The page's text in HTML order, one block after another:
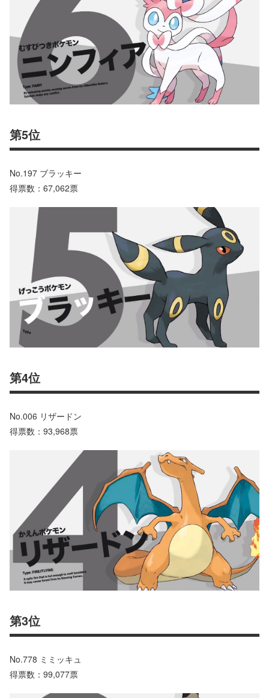
第5位
No.197 ブラッキー
得票数：67,062票
第4位
No.006 リザードン
得票数：93,968票
第3位
No.778 ミミッキュ
得票数：99,077票